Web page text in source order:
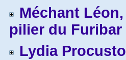
Méchant Léon,
pilier du Furibar
Lydia Procusto